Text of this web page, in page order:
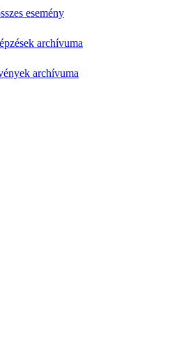
esemény
archívuma
archívuma